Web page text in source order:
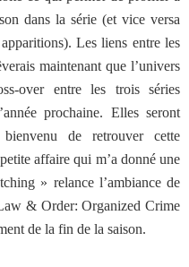
dans la série (et vice versa
Les liens entre les
maintenant que l’univers
over entre les trois séries
prochaine. Elles seront
de retrouver cette
affaire qui m’a donné une
» relance l’ambiance de
& Order: Organized Crime
de la fin de la saison.